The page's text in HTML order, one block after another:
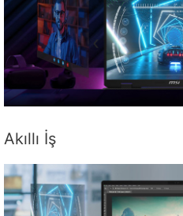
Akıllı İş